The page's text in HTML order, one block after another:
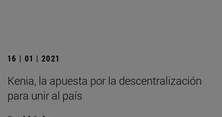
16 | 01 | 2021
Kenia, la apuesta por la descentralización
para unir al país